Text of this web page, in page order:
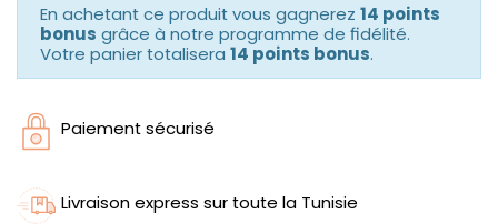
En achetant ce produit vous gagnerez 14 points
bonus grâce à notre programme de fidélité.
Votre panier totalisera 14 points bonus.
Paiement sécurisé
Livraison express sur toute la Tunisie